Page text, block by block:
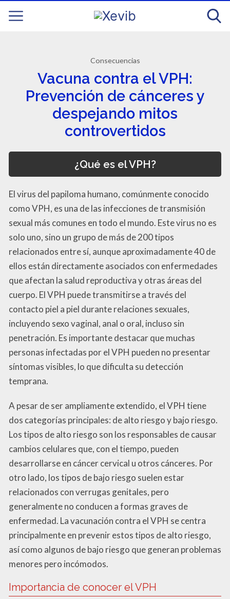
Consecuencias
Vacuna contra el VPH:
Prevención de cánceres y
despejando mitos
controvertidos
¿Qué es el VPH?
El virus del papiloma humano, comúnmente conocido
como VPH, es una de las infecciones de transmisión
sexual más comunes en todo el mundo. Este virus no es
solo uno, sino un grupo de más de 200 tipos
relacionados entre sí, aunque aproximadamente 40 de
ellos están directamente asociados con enfermedades
que afectan la salud reproductiva y otras áreas del
cuerpo. El VPH puede transmitirse a través del
contacto piel a piel durante relaciones sexuales,
incluyendo sexo vaginal, anal o oral, incluso sin
penetración. Es importante destacar que muchas
personas infectadas por el VPH pueden no presentar
síntomas visibles, lo que dificulta su detección
temprana.
A pesar de ser ampliamente extendido, el VPH tiene
dos categorías principales: de alto riesgo y bajo riesgo.
Los tipos de alto riesgo son los responsables de causar
cambios celulares que, con el tiempo, pueden
desarrollarse en cáncer cervical u otros cánceres. Por
otro lado, los tipos de bajo riesgo suelen estar
relacionados con verrugas genitales, pero
generalmente no conducen a formas graves de
enfermedad. La vacunación contra el VPH se centra
principalmente en prevenir estos tipos de alto riesgo,
así como algunos de bajo riesgo que generan problemas
menores pero incómodos.
Importancia de conocer el VPH